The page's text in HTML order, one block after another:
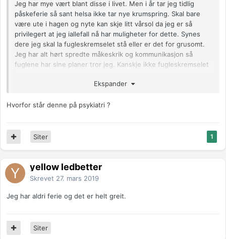
Jeg har mye vært blant disse i livet. Men i år tar jeg tidlig
påskeferie så sant helsa ikke tar nye krumspring. Skal bare
være ute i hagen og nyte kan skje litt vårsol da jeg er så
privilegert at jeg iallefall nå har muligheter for dette. Synes
dere jeg skal la fugleskremselet stå eller er det for grusomt.
Jeg har alt hørt spredte måkeskrik og kommunikasjon så
fuglene har sine planer tror jeg. Kanskje ikke fugleskremselet
neppe reklamasjonsgrunn selv om jeg skulle ha montert
om alle flytter til naboene. De har også sagt at de er veldig
arter er nesten ute.
Anonymkode: a9c08...c2f
Ekspander
Hvorfor står denne på psykiatri ?
1
Siter
yellow ledbetter
Skrevet 27. mars 2019
Jeg har aldri ferie og det er helt greit.
Siter